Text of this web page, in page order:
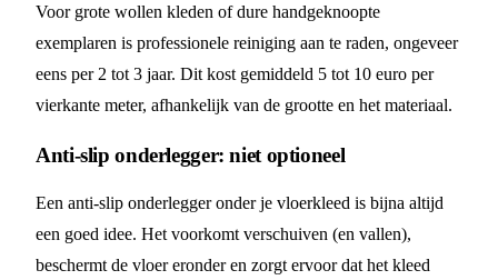
Voor grote wollen kleden of dure handgeknoopte
exemplaren is professionele reiniging aan te raden, ongeveer
eens per 2 tot 3 jaar. Dit kost gemiddeld 5 tot 10 euro per
vierkante meter, afhankelijk van de grootte en het materiaal.
Anti-slip onderlegger: niet optioneel
Een anti-slip onderlegger onder je vloerkleed is bijna altijd
een goed idee. Het voorkomt verschuiven (en vallen),
beschermt de vloer eronder en zorgt ervoor dat het kleed